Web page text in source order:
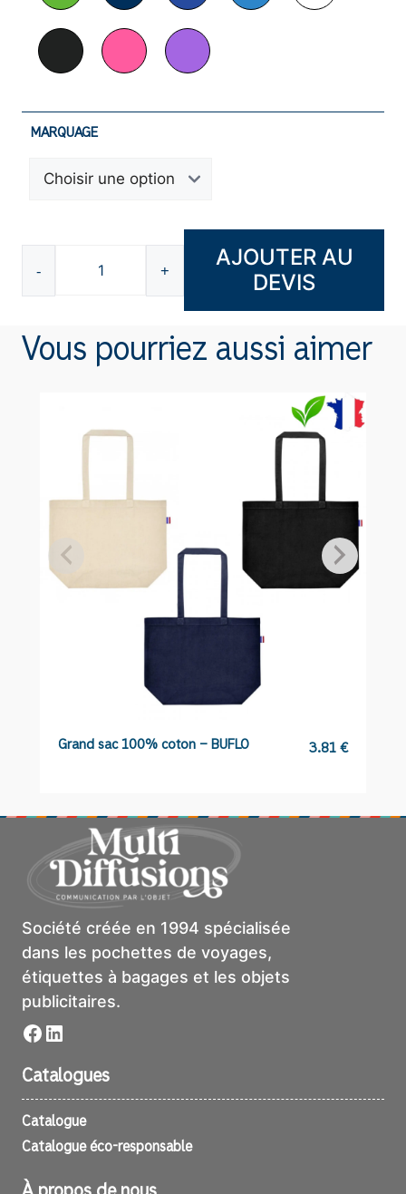
MARQUAGE
-
quantité
de
bag
+
AJOUTER AU
DEVIS
Vous pourriez aussi aimer
Grand sac 100% coton – BUFLO 3.81€
Société créée en 1994 spécialisée
dans les pochettes de voyages,
étiquettes à bagages et les objets
publicitaires.
Facebook
LinkedIn
Catalogues
Catalogue
Catalogue éco-responsable